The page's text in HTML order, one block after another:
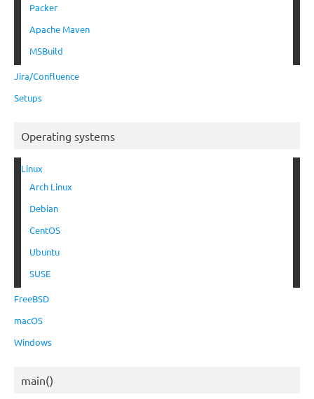
Packer
Apache Maven
MSBuild
Jira/Confluence
Setups
Operating systems
Linux
Arch Linux
Debian
CentOS
Ubuntu
SUSE
FreeBSD
macOS
Windows
main()